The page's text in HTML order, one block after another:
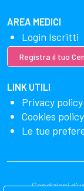
AREA MEDICI
Login Iscritti
Registra il tuo
LINK UTILI
Privacy policy
Cookies policy
Le tue
Condizioni